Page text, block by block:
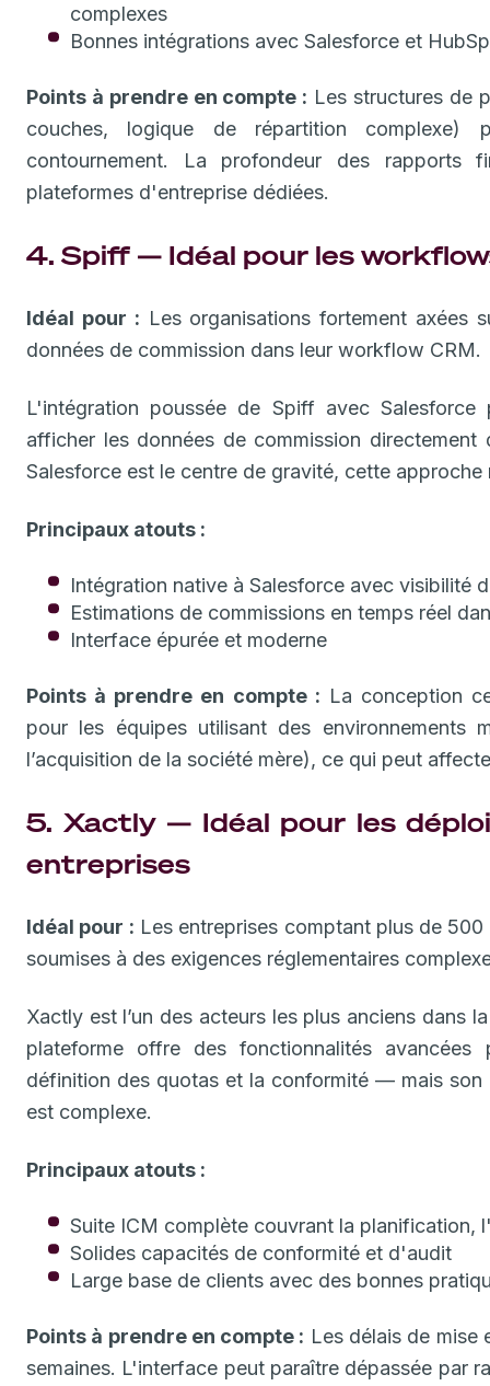
complexes
Bonnes intégrations avec Salesforce et
Points à prendre en compte : Les structures de
couches, logique de répartition complexe)
contournement. La profondeur des
plateformes d'entreprise dédiées.
4. Spiff — Idéal pour les
Idéal pour : Les organisations fortement axées
données de commission dans leur workflow CRM.
L'intégration poussée de Spiff avec
afficher les données de commission
Salesforce est le centre de gravité, cette
Principaux atouts :
Intégration native à Salesforce avec visibilité
Estimations de commissions en temps réel
Interface épurée et moderne
Points à prendre en compte : La conception
pour les équipes utilisant des environnements
l’acquisition de la société mère), ce qui peut
5. Xactly — Idéal pour les
entreprises
Idéal pour : Les entreprises comptant plus de
soumises à des exigences réglementaires
Xactly est l’un des acteurs les plus anciens dans
plateforme offre des fonctionnalités
définition des quotas et la conformité — mais son
est complexe.
Principaux atouts :
Suite ICM complète couvrant la planification,
Solides capacités de conformité et d'audit
Large base de clients avec des bonnes
Points à prendre en compte : Les délais de mise
semaines. L'interface peut paraître dépassée par